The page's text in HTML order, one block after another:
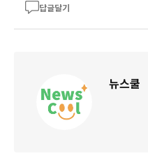
답글달기
뉴스쿨